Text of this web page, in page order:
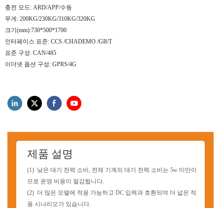
충전 모드: ARD/APP/수동
무게: 200KG/230KG/310KG/320KG
크기(mm):730*500*1700
인터페이스 표준: CCS /CHADEMO /GB/T
표준 구성: CAN/485
이더넷 옵션 구성: GPRS/4G
제품 설명
(1) 낮은 대기 전력 소비, 전체 기계의 대기 전력 소비는 5w 미만이
므로 운영 비용이 절감됩니다.
(2) 더 많은 모델에 적용 가능하고 DC 입력과 호환되며 더 넓은 적
용 시나리오가 있습니다.